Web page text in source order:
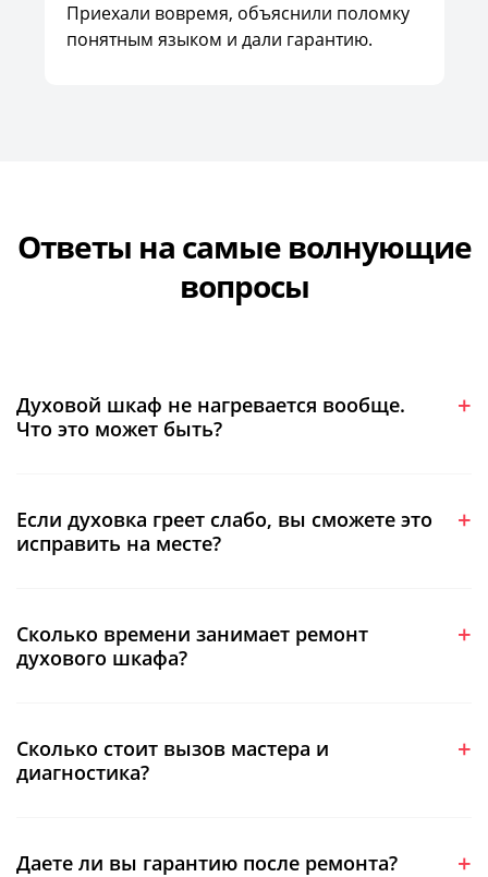
Приехали вовремя, объяснили поломку
понятным языком и дали гарантию.
Ответы на самые волнующие
вопросы
Духовой шкаф не нагревается вообще.
Что это может быть?
Если духовка греет слабо, вы сможете это
исправить на месте?
Сколько времени занимает ремонт
духового шкафа?
Сколько стоит вызов мастера и
диагностика?
Даете ли вы гарантию после ремонта?